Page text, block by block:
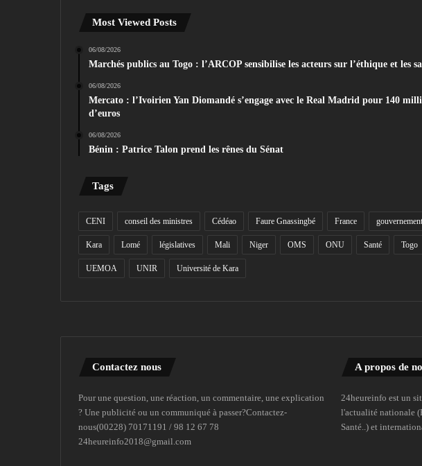
Most Viewed Posts
06/08/2026
Marchés publics au Togo : l’ARCOP sensibilise les acteurs sur l’éthique et les
06/08/2026
Mercato : l’Ivoirien Yan Diomandé s’engage avec le Real Madrid pour 140
d’euros
06/08/2026
Bénin : Patrice Talon prend les rênes du Sénat
Tags
CENI conseil des ministres Cédéao Faure Gnassingbé France gouvernement
Kara Lomé législatives Mali Niger OMS ONU Santé Togo
UEMOA UNIR Université de Kara
Contactez nous
Pour une question, une réaction, un commentaire, une explication
? Une publicité ou un communiqué à passer?Contactez-
nous(00228) 70171191 / 98 12 67 78
24heureinfo2018@gmail.com
A propos de
24heureinfo est un
l'actualité nationale
Santé..) et